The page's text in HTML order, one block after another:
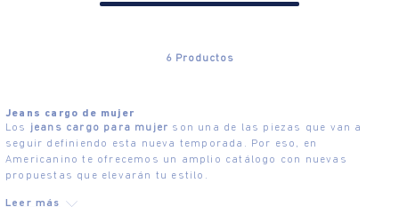
6 Productos
Jeans cargo de mujer
Los
jeans cargo para mujer son una de las piezas que van a
seguir definiendo esta nueva temporada. Por eso, en
Americanino te ofrecemos un amplio catálogo con nuevas
propuestas que elevarán tu estilo.